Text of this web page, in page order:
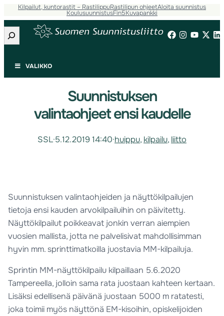
Kilpailut, kuntorastit – RastilippuRastilipun ohjeetAloita suunnistus
KoulusuunnistusFin5Kuvapankki
Etsi
VALIKKO
Suunnistuksen
valintaohjeet ensi kaudelle
SSL·5.12.2019 14:40·huippu, kilpailu, liitto
Suunnistuksen valintaohjeiden ja näyttökilpailujen
tietoja ensi kauden arvokilpailuihin on päivitetty.
Näyttökilpailut poikkeavat jonkin verran aiempien
vuosien mallista, jotta ne palvelisivat mahdollisimman
hyvin mm. sprinttimatkoilla juostavia MM-kilpailuja.
Sprintin MM-näyttökilpailu kilpaillaan 5.6.2020
Tampereella, jolloin sama rata juostaan kahteen kertaan.
Lisäksi edellisenä päivänä juostaan 5000 m ratatesti,
joka toimii myös näyttönä EM-kisoihin, opiskelijoiden